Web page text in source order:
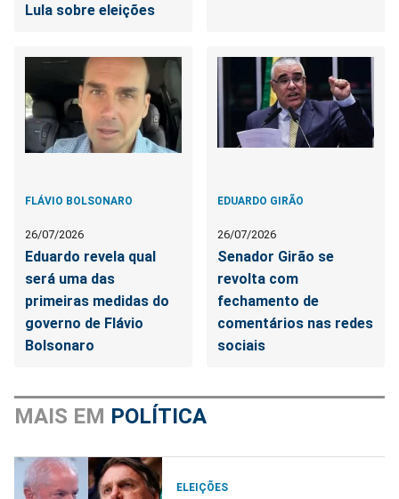
Lula sobre eleições
FLÁVIO BOLSONARO
26/07/2026
Eduardo revela qual
será uma das
primeiras medidas do
governo de Flávio
Bolsonaro
EDUARDO GIRÃO
26/07/2026
Senador Girão se
revolta com
fechamento de
comentários nas redes
sociais
MAIS EM POLÍTICA
ELEIÇÕES